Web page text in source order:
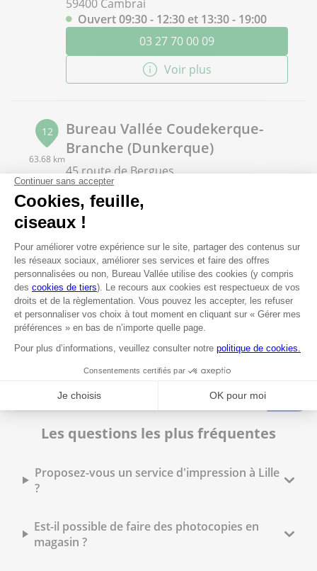
59400 Cambrai
Ouvert 09:30 - 12:30 et 13:30 - 19:00
03 27 70 00 09
Voir plus
12
63.68 km
Bureau Vallée Coudekerque-
Branche (Dunkerque)
45 route de Bergues
59210 Coudekerque-Branche
(Dunkerque)
Ouvert 09:00 - 12:30 et 14:00 - 19:00
03 28 21 39 48
Voir plus
Les questions les plus fréquentes
Proposez-vous un service d'impression à Lille
?
Est-il possible de faire des photocopies en
magasin ?